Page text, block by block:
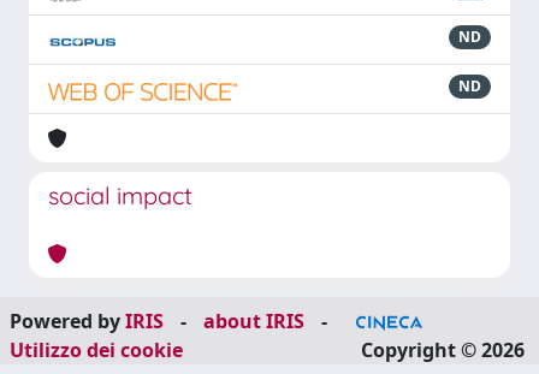
ND
ND
social impact
Powered byIRIS - about IRIS
-
Utilizzo dei cookie
Copyright © 2026